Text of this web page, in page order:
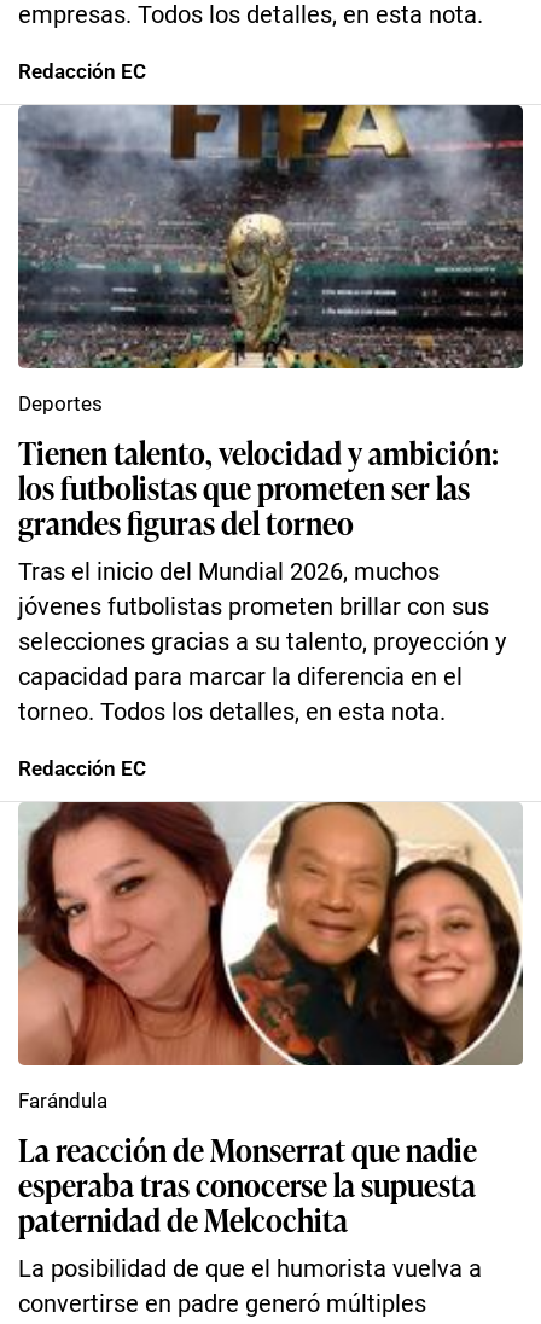
empresas. Todos los detalles, en esta nota.
Redacción EC
Tienen talento, velocidad y ambición:
los futbolistas que prometen ser las
grandes figuras del torneo
Tras el inicio del Mundial 2026, muchos
jóvenes futbolistas prometen brillar con sus
selecciones gracias a su talento, proyección y
capacidad para marcar la diferencia en el
torneo. Todos los detalles, en esta nota.
Deportes
Redacción EC
La reacción de Monserrat que nadie
esperaba tras conocerse la supuesta
paternidad de Melcochita
La posibilidad de que el humorista vuelva a
convertirse en padre generó múltiples
Farándula